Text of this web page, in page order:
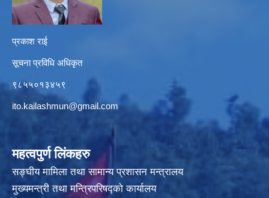
प्रकाश राई
सूचना प्रविधि अधिकृत
९८५५०१३४५९
ito.kailashmun@gmail.com
महत्वपुर्ण लिंकहरु
सङ्घीय मामिला तथा सामान्य प्रशासन मन्त्रालय
मुख्यमन्त्री तथा मन्त्रिपरिषद्‍को कार्यालय